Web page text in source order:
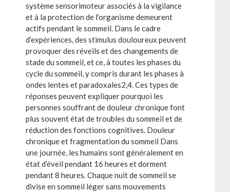
système sensorimoteur associés à la vigilance
et à la protection de l’organisme demeurent
actifs pendant le sommeil. Dans le cadre
d’expériences, des stimulus douloureux peuvent
provoquer des réveils et des changements de
stade du sommeil, et ce, à toutes les phases du
cycle du sommeil, y compris durant les phases à
ondes lentes et paradoxales2,4. Ces types de
réponses peuvent expliquer pourquoi les
personnes souffrant de douleur chronique font
plus souvent état de troubles du sommeil et de
réduction des fonctions cognitives. Douleur
chronique et fragmentation du sommeil Dans
une journée, les humains sont généralement en
état d’éveil pendant 16 heures et dorment
pendant 8 heures. Chaque nuit de sommeil se
divise en sommeil léger sans mouvements